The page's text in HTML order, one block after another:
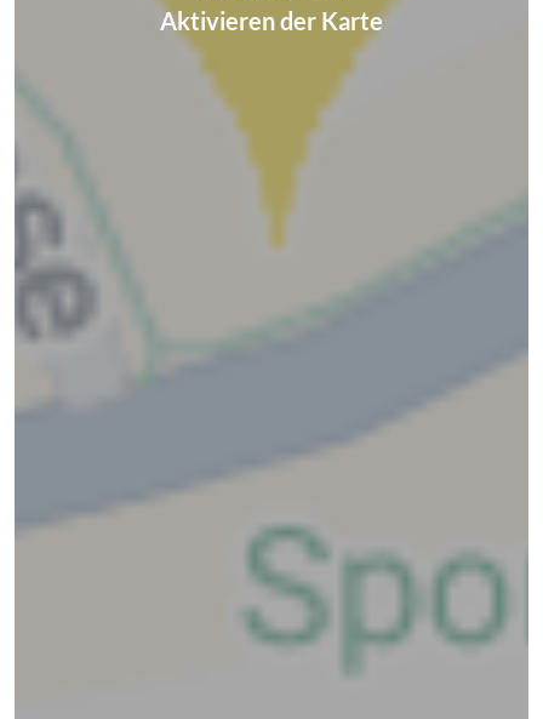
Aktivieren der Karte